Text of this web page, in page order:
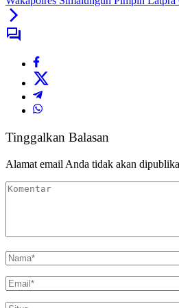
Tinggalkan Balasan
Alamat email Anda tidak akan